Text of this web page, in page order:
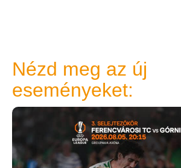
Nézd meg az új
eseményeket: